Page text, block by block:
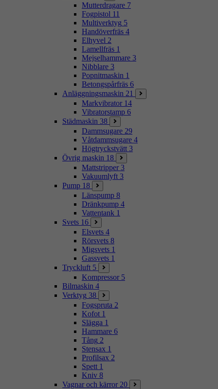
Mutterdragare 7
Fogpistol 11
Multiverktyg 5
Handöverfräs 4
Elhyvel 2
Lamellfräs 1
Mejselhammare 3
Nibblare 3
Popnitmaskin 1
Betongspårfräs 6
Anläggningsmaskin 21
Markvibrator 14
Vibratorstamp 6
Städmaskin 38
Dammsugare 29
Våtdammsugare 4
Högtryckstvätt 3
Övrig maskin 18
Mattstripper 3
Vakuumlyft 3
Pump 18
Länspump 8
Dränkpump 4
Vattentank 1
Svets 16
Elsvets 4
Rörsvets 8
Migsvets 1
Gassvets 1
Tryckluft 5
Kompressor 5
Bilmaskin 4
Verktyg 38
Fogspruta 2
Kofot 1
Slägga 1
Hammare 6
Tång 2
Stensax 1
Profilsax 2
Spett 1
Kniv 8
Vagnar och kärror 20